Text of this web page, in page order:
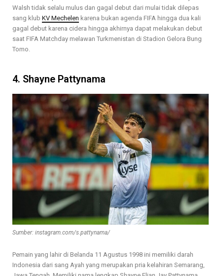
Walsh tidak selalu mulus dan gagal debut dari mulai tidak dilepas
sang klub KV Mechelen karena bukan agenda FIFA hingga dua kali
gagal debut karena cidera hingga akhirnya dapat melakukan debut
saat FIFA Matchday melawan Turkmenistan di Stadion Gelora Bung
Tomo.
4. Shayne Pattynama
Sumber: instagram.com/s.pattynama/
Pemain yang lahir di Belanda 11 Agustus 1998 ini memiliki darah
Indonesia dari sang Ayah yang merupakan pria kelahiran Semarang,